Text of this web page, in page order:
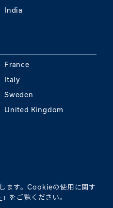
ます。Cookieの使用に関す
」をご覧ください。
India
France
Italy
Sweden
United Kingdom
）